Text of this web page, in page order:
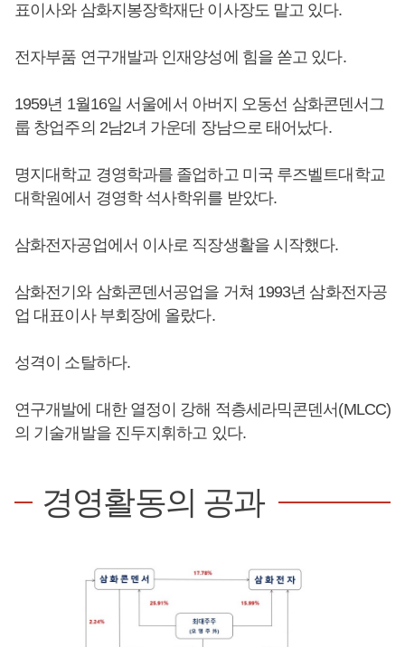
표이사와 삼화지봉장학재단 이사장도 맡고 있다.
전자부품 연구개발과 인재양성에 힘을 쏟고 있다.
1959년 1월16일 서울에서 아버지 오동선 삼화콘덴서그
룹 창업주의 2남2녀 가운데 장남으로 태어났다.
명지대학교 경영학과를 졸업하고 미국 루즈벨트대학교
대학원에서 경영학 석사학위를 받았다.
삼화전자공업에서 이사로 직장생활을 시작했다.
삼화전기와 삼화콘덴서공업을 거쳐 1993년 삼화전자공
업 대표이사 부회장에 올랐다.
성격이 소탈하다.
연구개발에 대한 열정이 강해 적층세라믹콘덴서(MLCC)
의 기술개발을 진두지휘하고 있다.
경영활동의 공과